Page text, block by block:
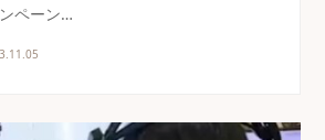
ペーン…